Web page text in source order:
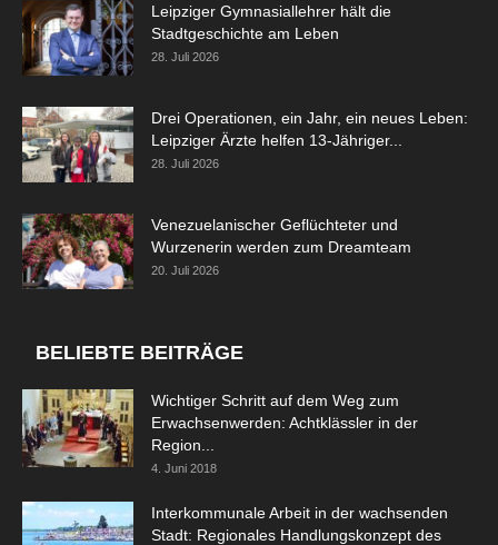
Leipziger Gymnasiallehrer hält die
Stadtgeschichte am Leben
28. Juli 2026
Drei Operationen, ein Jahr, ein neues Leben:
Leipziger Ärzte helfen 13-Jähriger...
28. Juli 2026
Venezuelanischer Geflüchteter und
Wurzenerin werden zum Dreamteam
20. Juli 2026
BELIEBTE BEITRÄGE
Wichtiger Schritt auf dem Weg zum
Erwachsenwerden: Achtklässler in der
Region...
4. Juni 2018
Interkommunale Arbeit in der wachsenden
Stadt: Regionales Handlungskonzept des